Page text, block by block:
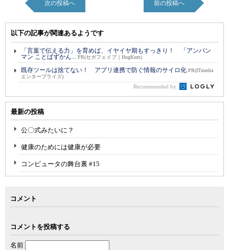
次の投稿へ 前の投稿へ
以下の記事が関連あるようです
「言葉で伝える力」を育めば、イヤイヤ期もすっきり！ 「アンパン
マン ことばずかん... PR(セガフェイブ｜HugKum)
既存ツールは捨てない！ アプリ連携で防ぐ情報のサイロ化 PR(ITmedia
エンタープライズ)
Recommended by
最新の投稿
公〇式みたいに？
健康のためには健康が必要
コンピュータの舞台裏 #15
コメント
コメントを投稿する
名前